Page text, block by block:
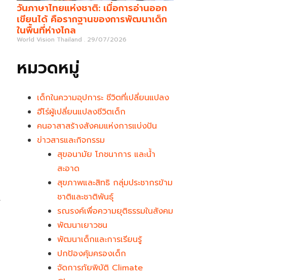
วันภาษาไทยแห่งชาติ: เมื่อการอ่านออก
เขียนได้ คือรากฐานของการพัฒนาเด็ก
ในพื้นที่ห่างไกล
World Vision Thailand 29/07/2026
หมวดหมู่
เด็กในความอุปการะ ชีวิตที่เปลี่ยนแปลง
ฮีโร่ผู้เปลี่ยนแปลงชีวิตเด็ก
คนอาสาสร้างสังคมแห่งการแบ่งปัน
ข่าวสารและกิจกรรม
สุขอนามัย โภชนาการ และน้ำ
สะอาด
สุขภาพและสิทธิ กลุ่มประชากรข้าม
ชาติและชาติพันธุ์
รณรงค์เพื่อความยุติธรรมในสังคม
พัฒนาเยาวชน
พัฒนาเด็กและการเรียนรู้
ปกป้องคุ้มครองเด็ก
จัดการภัยพิบัติ Climate